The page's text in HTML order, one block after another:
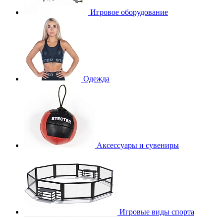
Игровое оборудование
Одежда
Аксессуары и сувениры
Игровые виды спорта